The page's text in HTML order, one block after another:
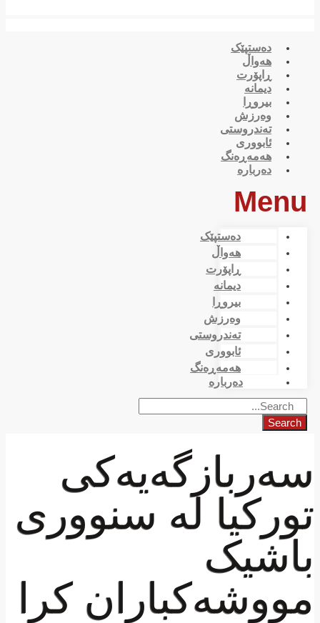
دەستپێک
هەواڵ
ڕاپۆرت
دیمانە
بیروڕا
وەرزش
تەندروستی
ئابووری
هەمەڕەنگ
دەربارە
Menu
دەستپێک
هەواڵ
ڕاپۆرت
دیمانە
بیروڕا
وەرزش
تەندروستی
ئابووری
هەمەڕەنگ
دەربارە
Search
سەربازگەیەکی
تورکیا لە سنووری
باشیک
مووشەکباران کرا